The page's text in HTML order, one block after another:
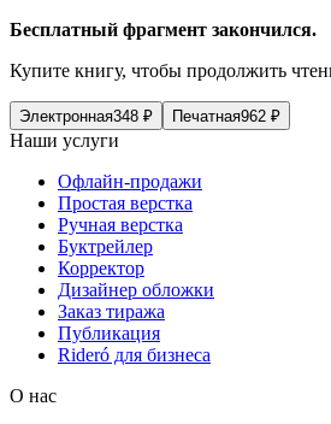
Бесплатный фрагмент закончился.
Купите книгу, чтобы продолжить
Электронная348 ₽ Печатная962 ₽
Наши услуги
Офлайн-продажи
Простая верстка
Ручная верстка
Буктрейлер
Корректор
Дизайнер обложки
Заказ тиража
Публикация
Rideró для бизнеса
О нас